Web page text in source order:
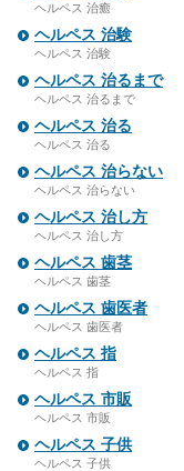
ヘルペス 治癒
ヘルペス 治験
ヘルペス 治験
ヘルペス 治るまで
ヘルペス 治るまで
ヘルペス 治る
ヘルペス 治る
ヘルペス 治らない
ヘルペス 治らない
ヘルペス 治し方
ヘルペス 治し方
ヘルペス 歯茎
ヘルペス 歯茎
ヘルペス 歯医者
ヘルペス 歯医者
ヘルペス 指
ヘルペス 指
ヘルペス 市販
ヘルペス 市販
ヘルペス 子供
ヘルペス 子供